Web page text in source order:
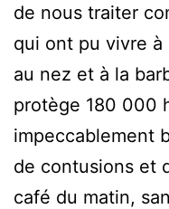
de nous traiter
qui ont pu vivre à
au nez et à la
protège 180 000
impeccablement
de contusions et
café du matin,